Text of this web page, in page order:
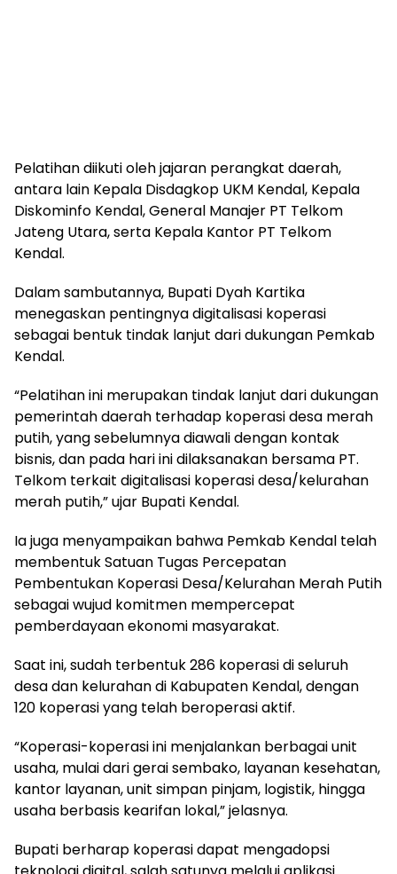
Pelatihan diikuti oleh jajaran perangkat daerah,
antara lain Kepala Disdagkop UKM Kendal, Kepala
Diskominfo Kendal, General Manajer PT Telkom
Jateng Utara, serta Kepala Kantor PT Telkom
Kendal.
Dalam sambutannya, Bupati Dyah Kartika
menegaskan pentingnya digitalisasi koperasi
sebagai bentuk tindak lanjut dari dukungan Pemkab
Kendal.
“Pelatihan ini merupakan tindak lanjut dari dukungan
pemerintah daerah terhadap koperasi desa merah
putih, yang sebelumnya diawali dengan kontak
bisnis, dan pada hari ini dilaksanakan bersama PT.
Telkom terkait digitalisasi koperasi desa/kelurahan
merah putih,” ujar Bupati Kendal.
Ia juga menyampaikan bahwa Pemkab Kendal telah
membentuk Satuan Tugas Percepatan
Pembentukan Koperasi Desa/Kelurahan Merah Putih
sebagai wujud komitmen mempercepat
pemberdayaan ekonomi masyarakat.
Saat ini, sudah terbentuk 286 koperasi di seluruh
desa dan kelurahan di Kabupaten Kendal, dengan
120 koperasi yang telah beroperasi aktif.
“Koperasi-koperasi ini menjalankan berbagai unit
usaha, mulai dari gerai sembako, layanan kesehatan,
kantor layanan, unit simpan pinjam, logistik, hingga
usaha berbasis kearifan lokal,” jelasnya.
Bupati berharap koperasi dapat mengadopsi